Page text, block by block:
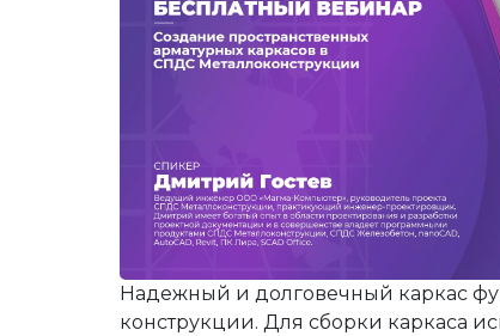
Инженерные изыскания
Магистральные
ДокументооборотЭлектронный архив
Нормативно-техническаяУправление
Разработка радиоэлектронных
Облачные
Операционные системы
Защита данных
Каталоги
Корпоративные системыСистемы
Надежный и долговечный каркас
конструкции. Для сборки каркаса